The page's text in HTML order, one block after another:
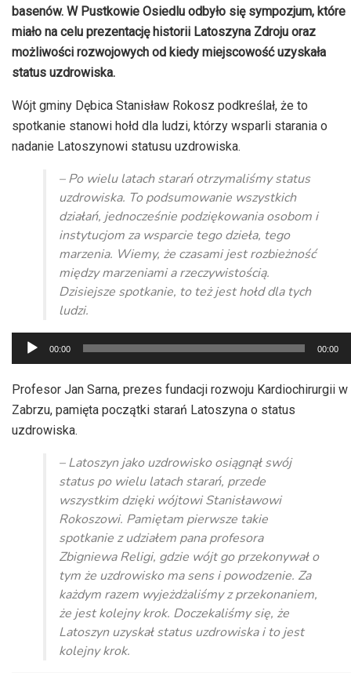
basenów. W Pustkowie Osiedlu odbyło się sympozjum, które
miało na celu prezentację historii Latoszyna Zdroju oraz
możliwości rozwojowych od kiedy miejscowość uzyskała
status uzdrowiska.
Wójt gminy Dębica Stanisław Rokosz podkreślał, że to
spotkanie stanowi hołd dla ludzi, którzy wsparli starania o
nadanie Latoszynowi statusu uzdrowiska.
– Po wielu latach starań otrzymaliśmy status
uzdrowiska. To podsumowanie wszystkich
działań, jednocześnie podziękowania osobom i
instytucjom za wsparcie tego dzieła, tego
marzenia. Wiemy, że czasami jest rozbieżność
między marzeniami a rzeczywistością.
Dzisiejsze spotkanie, to też jest hołd dla tych
ludzi.
Odtwarzacz
plików
dźwiękowych
00:00 00:00
Profesor Jan Sarna, prezes fundacji rozwoju Kardiochirurgii w
Zabrzu, pamięta początki starań Latoszyna o status
uzdrowiska.
– Latoszyn jako uzdrowisko osiągnął swój
status po wielu latach starań, przede
wszystkim dzięki wójtowi Stanisławowi
Rokoszowi. Pamiętam pierwsze takie
spotkanie z udziałem pana profesora
Zbigniewa Religi, gdzie wójt go przekonywał o
tym że uzdrowisko ma sens i powodzenie. Za
każdym razem wyjeżdżaliśmy z przekonaniem,
że jest kolejny krok. Doczekaliśmy się, że
Latoszyn uzyskał status uzdrowiska i to jest
kolejny krok.